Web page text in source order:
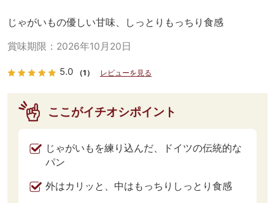
じゃがいもの優しい甘味、しっとりもっちり食感
賞味期限： 2026年10月20日
5.0 （1） レビューを見る
ここがイチオシポイント
じゃがいもを練り込んだ、ドイツの伝統的な
パン
外はカリッと、中はもっちりしっとり食感